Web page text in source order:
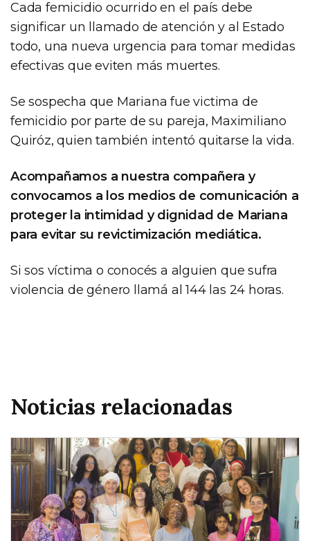
Cada femicidio ocurrido en el país debe
significar un llamado de atención y al Estado
todo, una nueva urgencia para tomar medidas
efectivas que eviten más muertes.
Se sospecha que Mariana fue victima de
femicidio por parte de su pareja, Maximiliano
Quiróz, quien también intentó quitarse la vida.
Acompañamos a nuestra compañera y
convocamos a los medios de comunicación a
proteger la intimidad y dignidad de Mariana
para evitar su revictimización mediática.
Si sos víctima o conocés a alguien que sufra
violencia de género llamá al 144 las 24 horas.
Noticias relacionadas